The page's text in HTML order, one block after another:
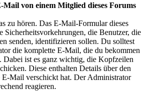
Mail von einem Mitglied dieses Forums
zu hören. Das E-Mail-Formular dieses
Sicherheitsvorkehrungen, die Benutzer, die
senden, identifizieren sollen. Du solltest
die komplette E-Mail, die du bekommen
Dabei ist es ganz wichtig, die Kopfzeilen
Diese enthalten Details über den
E-Mail verschickt hat. Der Administrator
reagieren.